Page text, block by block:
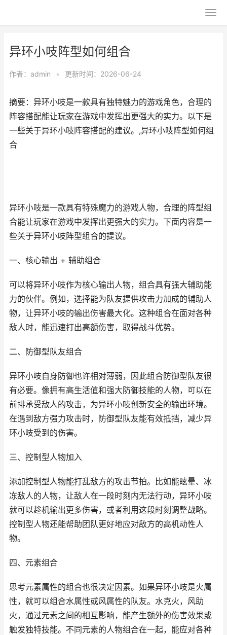
异环小吱阵型如何组合
作者： admin • 更新时间：2026-06-24
摘要：异环小吱是一款具有独特魅力的游戏角色，合理的
阵容搭配能让玩家在游戏中发挥出更强大的实力。以下是
一些关于异环小吱阵容搭配的建议。,异环小吱阵型如何组
合
异环小吱是一款具有特殊魔力的游戏人物，合理的阵型组
合能让玩家在游戏中发挥出更强大的实力。下面内容是一
些关于异环小吱阵型组合的提议。
一、核心输出 + 辅助组合
可以将异环小吱作为核心输出人物，组合具有强大辅助能
力的伙伴。例如，选择能为队友提供攻击力加成的辅助人
物，让异环小吱的输出伤害最大化。这种组合在面对各种
敌人时，能迅速打出高额伤害，取得战斗优势。
二、防御型队友组合
异环小吱自身防御也许相对薄弱，因此组合防御型队友很
有必要。像拥有高生活值和强大防御技能的人物，可以在
前排承受敌人的攻击，为异环小吱创新安全的输出环境。
在遇到敌方强力攻击时，防御型队友能有效抵挡，减少异
环小吱受到的伤害。
三、控制型人物加入
添加控制型人物能打乱敌方的攻击节拍。比如能眩晕、冰
冻敌人的人物，让敌人在一段时刻内无法行动，异环小吱
就可以趁机输出更多伤害，或者利用这段时刻调整战略。
控制型人物还能帮助团队更好地应对敌方的高机动性人
物。
四、元素组合
思考元素属性的组合也很决定因素。如果异环小吱是火属
性，就可以组合水属性或风属性的队友。水克火，风助
火，通过元素之间的相互影响，能产生额外的伤害效果或
触发独特技能。不同元素的人物组合在一起，能应对各种